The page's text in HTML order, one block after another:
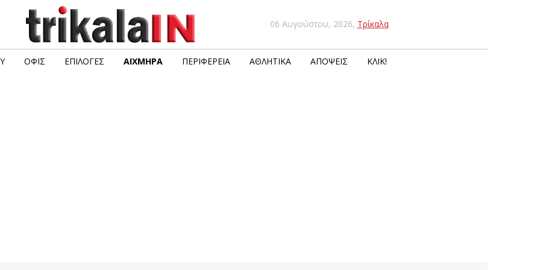
06 Αυγούστου, 2026, Τρίκαλα
ΟΦΙΣ ΕΠΙΛΟΓΈΣ ΑΙΧΜΗΡΆ ΠΕΡΙΦΈΡΕΙΑ ΑΘΛΗΤΙΚΆ ΑΠΌΨΕΙΣ ΚΛΙΚ!